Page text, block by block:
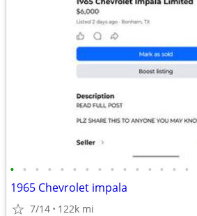
• • • • • • • • • • • • • • •
1965 Chevrolet impala
7/14 122k mi